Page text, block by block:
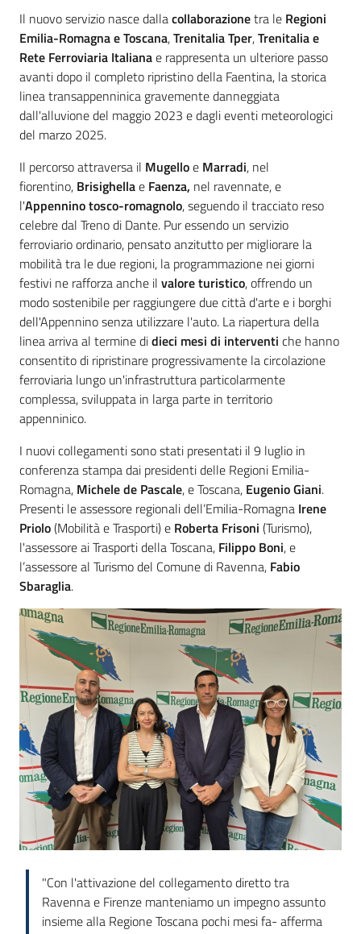
Il nuovo servizio nasce dallacollaborazionetra le Regioni
Emilia-Romagna e Toscana,Trenitalia Tper,Trenitalia e
Rete Ferroviaria Italianae rappresenta un ulteriore passo
avanti dopo il completo ripristino della Faentina, la storica
linea transappenninica gravemente danneggiata
dall'alluvione del maggio 2023 e dagli eventi meteorologici
del marzo 2025.
Il percorso attraversa il Mugelloe Marradi, nel
fiorentino, Brisighellae Faenza, nel ravennate, e
l'Appennino tosco-romagnolo, seguendo il tracciato reso
celebre dal Treno di Dante. Pur essendo un servizio
ferroviario ordinario, pensato anzitutto per migliorare la
mobilità tra le due regioni, la programmazione nei giorni
festivi ne rafforza anche il valore turistico, offrendo un
modo sostenibile per raggiungere due città d'arte e i borghi
dell'Appennino senza utilizzare l'auto. La riapertura della
linea arriva al termine didieci mesi di interventi che hanno
consentito di ripristinare progressivamente la circolazione
ferroviaria lungo un'infrastruttura particolarmente
complessa, sviluppata in larga parte in territorio
appenninico.
I nuovi collegamenti sono stati presentati il 9 luglio in
conferenza stampa dai presidenti delle Regioni Emilia-
Romagna, Michele de Pascale, e Toscana, Eugenio Giani.
Presenti le assessore regionali dell’Emilia-Romagna Irene
Priolo(Mobilità e Trasporti) e Roberta Frisoni (Turismo),
l'assessore ai Trasporti della Toscana, Filippo Boni, e
l’assessore al Turismo del Comune di Ravenna, Fabio
Sbaraglia.
"Con l'attivazione del collegamento diretto tra
Ravenna e Firenze manteniamo un impegno assunto
insieme alla Regione Toscana pochi mesi fa- afferma